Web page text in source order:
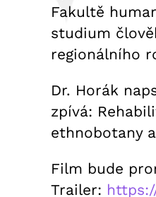
Fakultě
studium
regionálního
Dr. Horák
zpívá:
ethnobotany
Film bude
Trailer: